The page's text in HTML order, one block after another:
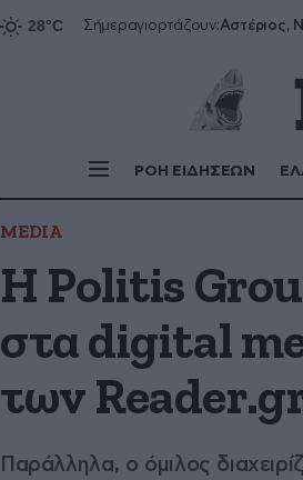
Σήμεραγιορτάζουν:Αστέριος,
ΡΟΗ ΕΙΔΗΣΕΩΝ
MEDIA
Η Politis
στα digital
των
Παράλληλα, ο όμιλος